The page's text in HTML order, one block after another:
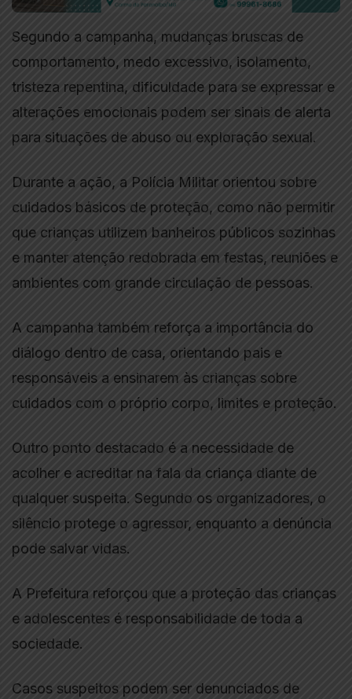
Segundo a campanha, mudanças bruscas de
comportamento, medo excessivo, isolamento,
tristeza repentina, dificuldade para se expressar e
alterações emocionais podem ser sinais de alerta
para situações de abuso ou exploração sexual.
Durante a ação, a Polícia Militar orientou sobre
cuidados básicos de proteção, como não permitir
que crianças utilizem banheiros públicos sozinhas
e manter atenção redobrada em festas, reuniões e
ambientes com grande circulação de pessoas.
A campanha também reforça a importância do
diálogo dentro de casa, orientando pais e
responsáveis a ensinarem às crianças sobre
cuidados com o próprio corpo, limites e proteção.
Outro ponto destacado é a necessidade de
acolher e acreditar na fala da criança diante de
qualquer suspeita. Segundo os organizadores, o
silêncio protege o agressor, enquanto a denúncia
pode salvar vidas.
A Prefeitura reforçou que a proteção das crianças
e adolescentes é responsabilidade de toda a
sociedade.
Casos suspeitos podem ser denunciados de